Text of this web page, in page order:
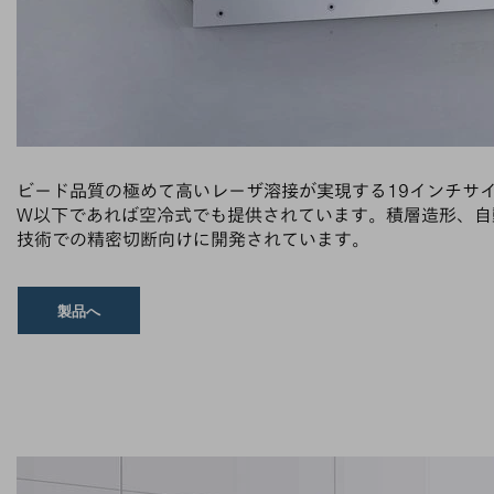
ビード品質の極めて高いレーザ溶接が実現する19インチサ
W以下であれば空冷式でも提供されています。積層造形、
技術での精密切断向けに開発されています。
製品へ